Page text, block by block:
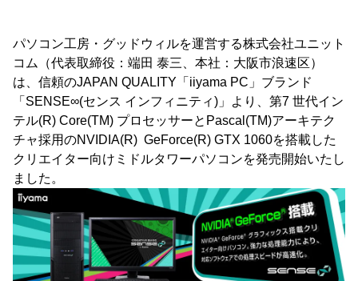
パソコン工房・グッドウィルを運営する株式会社ユニット
コム（代表取締役：端田 泰三、本社：大阪市浪速区）
は、信頼のJAPAN QUALITY「iiyama PC」ブランド
「SENSE∞(センス インフィニティ)」より、第7 世代イン
テル(R) Core(TM) プロセッサーとPascal(TM)アーキテク
チャ採用のNVIDIA(R) GeForce(R) GTX 1060を搭載した
クリエイター向けミドルタワーパソコンを発売開始いたし
ました。